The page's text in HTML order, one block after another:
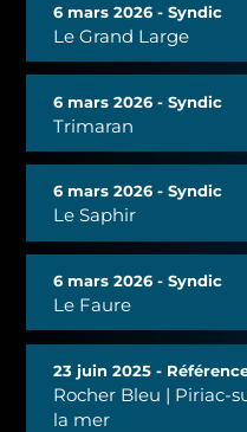
6 mars 2026 - Syndic
Le Grand Large
6 mars 2026 - Syndic
Trimaran
6 mars 2026 - Syndic
Le Saphir
6 mars 2026 - Syndic
Le Faure
23 juin 2025 -
Rocher Bleu | Piriac-
la mer